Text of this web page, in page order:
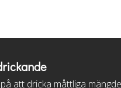
att dricka måttliga